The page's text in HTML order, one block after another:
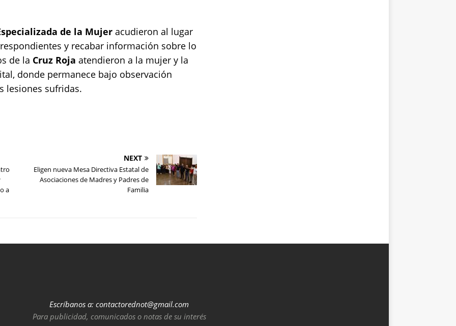
de la Mujer acudieron al lugar
y recabar información sobre lo
de la Cruz Roja atendieron a la mujer y la
donde permanece bajo observación
lesiones sufridas.
a
NEXT
Eligen nueva Mesa Directiva Estatal de
Asociaciones de Madres y Padres de
Familia
Escríbanos a: contactorednot@gmail.com
Para publicidad, comunicados o notas de su interés